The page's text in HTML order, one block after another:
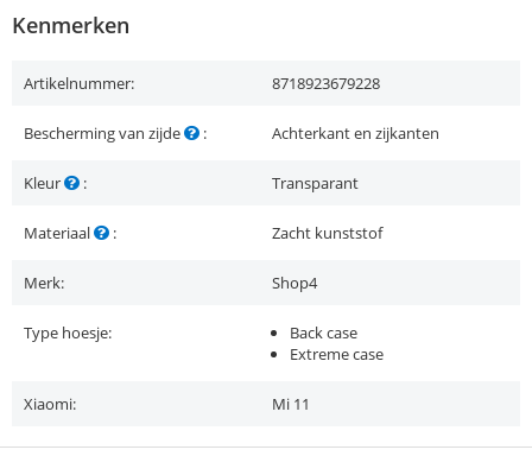
Kenmerken
Artikelnummer: 8718923679228
Bescherming van zijde : Achterkant en zijkanten
Kleur : Transparant
Materiaal : Zacht kunststof
Merk: Shop4
Type hoesje:
Back case
Extreme case
Xiaomi: Mi 11